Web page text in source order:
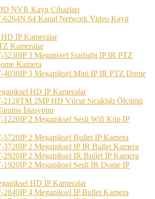
NVR Kayıt Cihazları
6264N 64 Kanal Network Video Kayıt
IP Kameralar
Kameralar
5230IP 3 Megapixel Starlight IP IR PTZ
Kamera
4030IP 3 Megapiksel Mini IP IR PTZ Dome
HD IP Kameralar
2MP HD Vücut Sıcaklığı Ölçümü
İstasyonu
1220IP 2 Megapiksel Sesli Wifi Küp IP
5720IP 2 Megapiksel Bullet IP Kamera
3720IP 2 Megapiksel IP IR Bullet Kamera
2920IP 2 Megapiksel IR Bullet IP Kamera
1920IP 2 Megapiksel Sesli IR Dome IP
HD IP Kameralar
2840IP 4 Megapiksel IP Bullet Kamera